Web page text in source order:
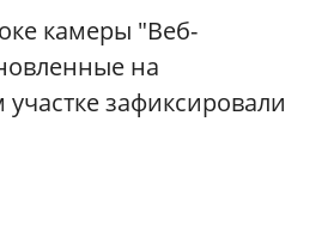
камеры "Веб-
на
зафиксировали